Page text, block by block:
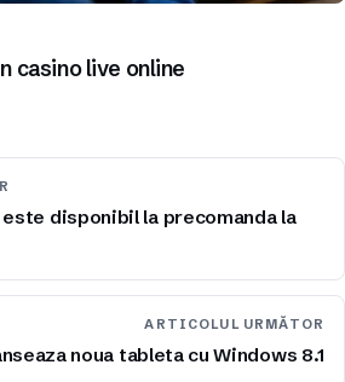
casino live online
este disponibil la precomanda la
ARTICOLUL URMĂTOR
noua tableta cu Windows 8.1